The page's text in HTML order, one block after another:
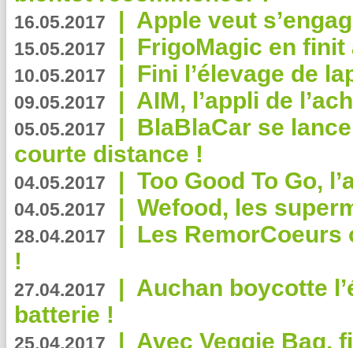
16.05.2017 | Apple veut
15.05.2017 | FrigoMagic en
10.05.2017 | Fini l’élevage de
09.05.2017 | AIM, l’appli de
05.05.2017 | BlaBlaCar se
courte distance !
04.05.2017 | Too Good To Go,
04.05.2017 | Wefood, les
28.04.2017 | Les RemorCoeurs
!
27.04.2017 | Auchan boycotte
batterie !
25.04.2017 | Avec Veggie Bag,